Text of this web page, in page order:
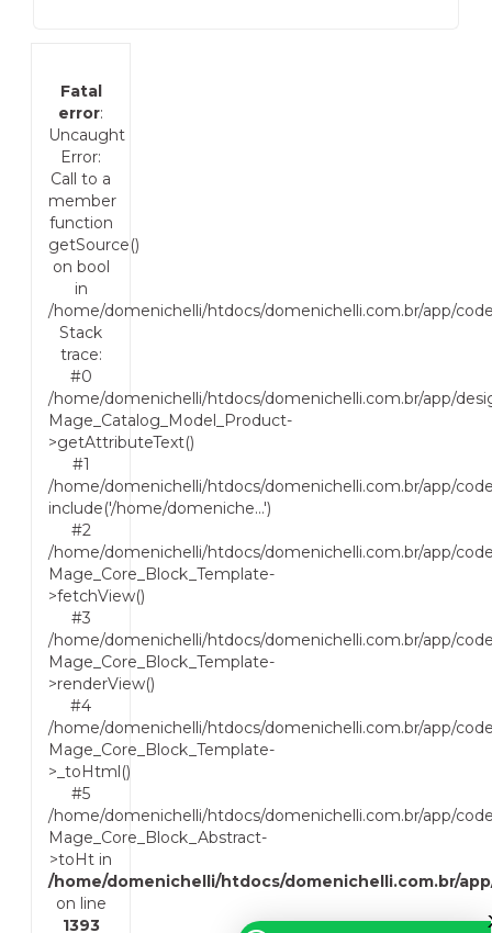
Fatal
error:
Uncaught
Error:
Call to a
member
function
getSource()
on bool
in
/home/domenichelli/htdocs/domenichelli.com.br/app/
Stack
trace:
#0
/home/domenichelli/htdocs/domenichelli.com.br/app/
Mage_Catalog_Model_Product-
>getAttributeText()
#1
/home/domenichelli/htdocs/domenichelli.com.br/app/
include('/home/domeniche...')
#2
/home/domenichelli/htdocs/domenichelli.com.br/app/
Mage_Core_Block_Template-
>fetchView()
#3
/home/domenichelli/htdocs/domenichelli.com.br/app/
Mage_Core_Block_Template-
>renderView()
#4
/home/domenichelli/htdocs/domenichelli.com.br/app/
Mage_Core_Block_Template-
>_toHtml()
#5
/home/domenichelli/htdocs/domenichelli.com.br/app/
Mage_Core_Block_Abstract-
>toHt in
/home/domenichelli/htdocs/domenichelli.com.br/
on line
1393